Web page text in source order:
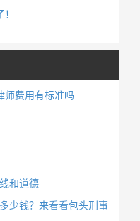
师费用有标准吗
和道德
少钱？来看看包头刑事